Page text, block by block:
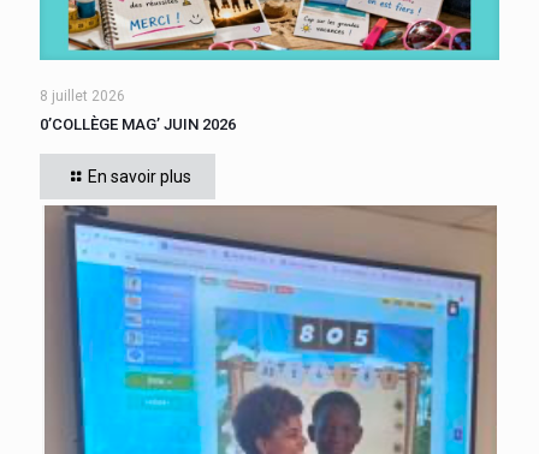
8 juillet 2026
0’COLLÈGE MAG’ JUIN 2026
En savoir plus